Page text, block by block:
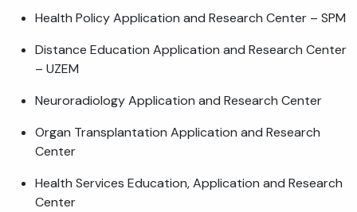
Health Policy Application and Research Center – SPM
Distance Education Application and Research Center
– UZEM
Neuroradiology Application and Research Center
Organ Transplantation Application and Research
Center
Health Services Education, Application and Research
Center